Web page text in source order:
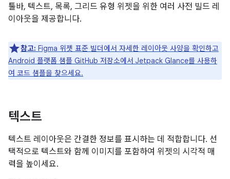
툴바, 텍스트, 목록, 그리드 유형 위젯을 위한 여러 사전 빌드 레
이아웃을 제공합니다.
참고: Figma 위젯 표준 빌더에서 자세한 레이아웃 사양을 확인하고
Android 플랫폼 샘플 GitHub 저장소에서 Jetpack Glance를 사용하
여 코드 샘플을 찾으세요.
텍스트
텍스트 레이아웃은 간결한 정보를 표시하는 데 적합합니다. 선
택적으로 텍스트와 함께 이미지를 포함하여 위젯의 시각적 매
력을 높이세요.